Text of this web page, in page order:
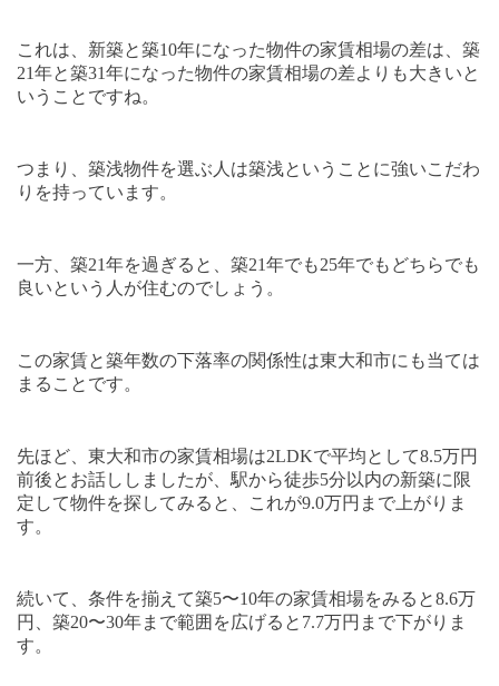
これは、新築と築10年になった物件の家賃相場の差は、築
21年と築31年になった物件の家賃相場の差よりも大きいと
いうことですね。
つまり、築浅物件を選ぶ人は築浅ということに強いこだわ
りを持っています。
一方、築21年を過ぎると、築21年でも25年でもどちらでも
良いという人が住むのでしょう。
この家賃と築年数の下落率の関係性は東大和市にも当ては
まることです。
先ほど、東大和市の家賃相場は2LDKで平均として8.5万円
前後とお話ししましたが、駅から徒歩5分以内の新築に限
定して物件を探してみると、これが9.0万円まで上がりま
す。
続いて、条件を揃えて築5〜10年の家賃相場をみると8.6万
円、築20〜30年まで範囲を広げると 7.7万円まで下がりま
す。